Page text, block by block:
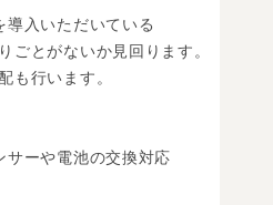
入いただいている
とがないか見回ります。
行います。
ーや電池の交換対応